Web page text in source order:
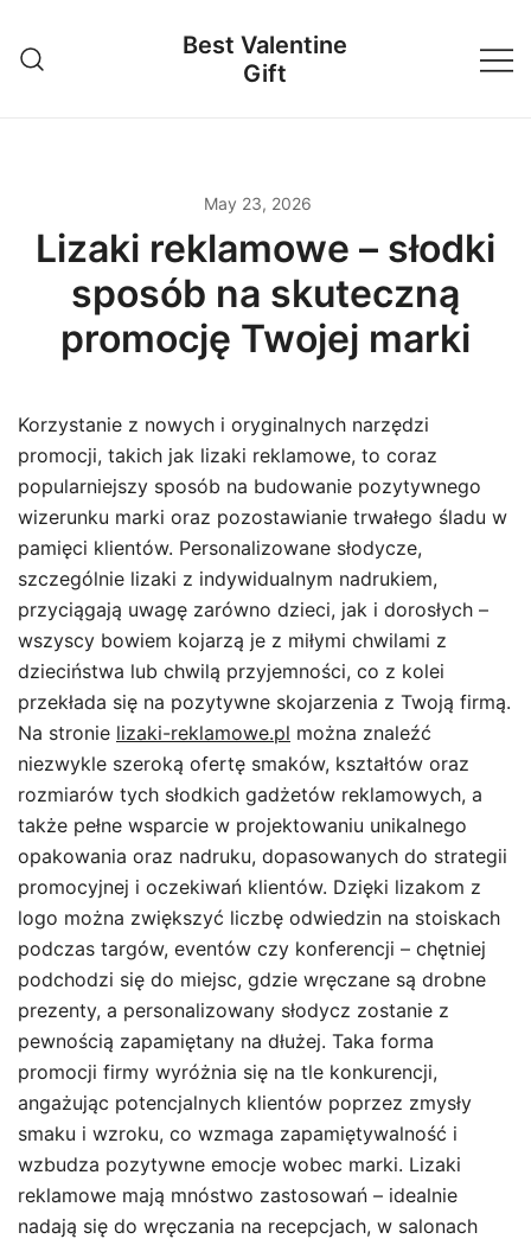
content
Best Valentine
Gift
May 23, 2026
Lizaki reklamowe – słodki
sposób na skuteczną
promocję Twojej marki
Korzystanie z nowych i oryginalnych narzędzi
promocji, takich jak lizaki reklamowe, to coraz
popularniejszy sposób na budowanie pozytywnego
wizerunku marki oraz pozostawianie trwałego śladu w
pamięci klientów. Personalizowane słodycze,
szczególnie lizaki z indywidualnym nadrukiem,
przyciągają uwagę zarówno dzieci, jak i dorosłych –
wszyscy bowiem kojarzą je z miłymi chwilami z
dzieciństwa lub chwilą przyjemności, co z kolei
przekłada się na pozytywne skojarzenia z Twoją firmą.
Na stronie lizaki-reklamowe.pl można znaleźć
niezwykle szeroką ofertę smaków, kształtów oraz
rozmiarów tych słodkich gadżetów reklamowych, a
także pełne wsparcie w projektowaniu unikalnego
opakowania oraz nadruku, dopasowanych do strategii
promocyjnej i oczekiwań klientów. Dzięki lizakom z
logo można zwiększyć liczbę odwiedzin na stoiskach
podczas targów, eventów czy konferencji – chętniej
podchodzi się do miejsc, gdzie wręczane są drobne
prezenty, a personalizowany słodycz zostanie z
pewnością zapamiętany na dłużej. Taka forma
promocji firmy wyróżnia się na tle konkurencji,
angażując potencjalnych klientów poprzez zmysły
smaku i wzroku, co wzmaga zapamiętywalność i
wzbudza pozytywne emocje wobec marki. Lizaki
reklamowe mają mnóstwo zastosowań – idealnie
nadają się do wręczania na recepcjach, w salonach